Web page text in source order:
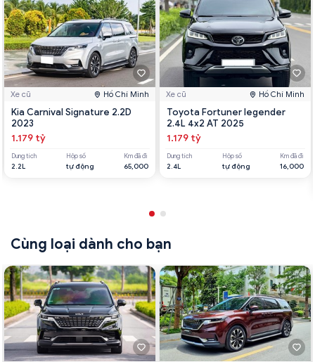
Xe cũ Hồ Chí Minh
Kia Carnival Signature 2.2D
2023
1.179 tỷ
Dung tích
2.2L
Hộp số
tự động
Km đã đi
65,000
Xe cũ Hồ Chí Minh
Toyota Fortuner legender
2.4L 4x2 AT 2025
1.179 tỷ
Dung tích
2.4L
Hộp số
tự động
Km đã đi
16,000
Cùng loại dành cho bạn